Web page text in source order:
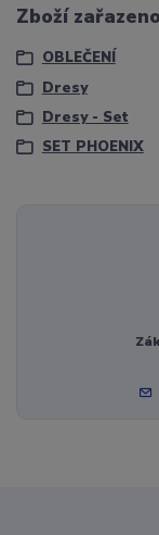
Zboží
OBLEČENÍ
Dresy
Dresy - Set
SET PHOENIX